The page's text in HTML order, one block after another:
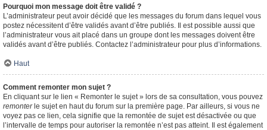
Pourquoi mon message doit être validé ?
L’administrateur peut avoir décidé que les messages du forum dans lequel vous
postez nécessitent d’être validés avant d’être publiés. Il est possible aussi que
l’administrateur vous ait placé dans un groupe dont les messages doivent être
validés avant d’être publiés. Contactez l’administrateur pour plus d’informations.
Haut
Comment remonter mon sujet ?
En cliquant sur le lien « Remonter le sujet » lors de sa consultation, vous pouvez
remonterle sujet en haut du forum sur la première page. Par ailleurs, si vous ne
voyez pas ce lien, cela signifie que la remontée de sujet est désactivée ou que
l’intervalle de temps pour autoriser la remontée n’est pas atteint. Il est également